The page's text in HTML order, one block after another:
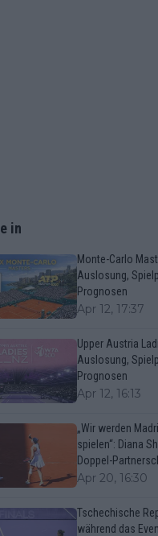
in
Monte-Carlo
Auslosung,
Prognosen
Apr 12, 17:37
Upper Austria
Auslosung,
Prognosen
Apr 12, 16:13
„Wir werden
spielen“: Diana
Doppel-
Apr 20, 16:30
Tschechische
während das